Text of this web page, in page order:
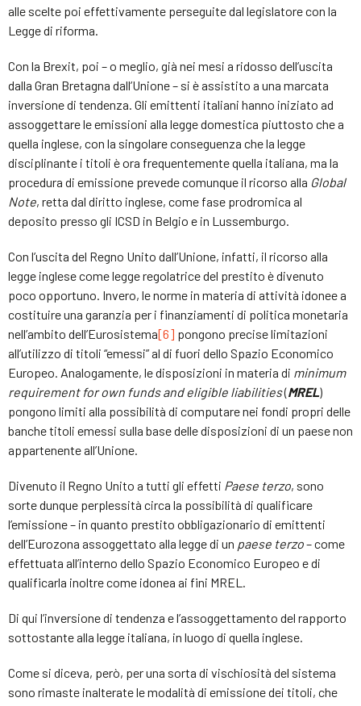
alle scelte poi effettivamente perseguite dal legislatore con la
Legge di riforma.
Con la Brexit, poi – o meglio, già nei mesi a ridosso dell’uscita
dalla Gran Bretagna dall’Unione – si è assistito a una marcata
inversione di tendenza. Gli emittenti italiani hanno iniziato ad
assoggettare le emissioni alla legge domestica piuttosto che a
quella inglese, con la singolare conseguenza che la legge
disciplinante i titoli è ora frequentemente quella italiana, ma la
procedura di emissione prevede comunque il ricorso alla Global
Note, retta dal diritto inglese, come fase prodromica al
deposito presso gli ICSD in Belgio e in Lussemburgo.
Con l’uscita del Regno Unito dall’Unione, infatti, il ricorso alla
legge inglese come legge regolatrice del prestito è divenuto
poco opportuno. Invero, le norme in materia di attività idonee a
costituire una garanzia per i finanziamenti di politica monetaria
nell’ambito dell’Eurosistema[6] pongono precise limitazioni
all’utilizzo di titoli “emessi” al di fuori dello Spazio Economico
Europeo. Analogamente, le disposizioni in materia di minimum
requirement for own funds and eligible liabilities(MREL )
pongono limiti alla possibilità di computare nei fondi propri delle
banche titoli emessi sulla base delle disposizioni di un paese non
appartenente all’Unione.
Divenuto il Regno Unito a tutti gli effetti Paese terzo, sono
sorte dunque perplessità circa la possibilità di qualificare
l’emissione – in quanto prestito obbligazionario di emittenti
dell’Eurozona assoggettato alla legge di un paese terzo– come
effettuata all’interno dello Spazio Economico Europeo e di
qualificarla inoltre come idonea ai fini MREL.
Di qui l’inversione di tendenza e l’assoggettamento del rapporto
sottostante alla legge italiana, in luogo di quella inglese.
Come si diceva, però, per una sorta di vischiosità del sistema
sono rimaste inalterate le modalità di emissione dei titoli, che